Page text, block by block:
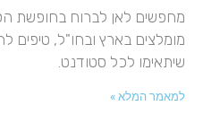
מחפשים לאן לברוח בחופשת
מומלצים בארץ ובחו"ל, טיפים
שיתאימו לכל סטודנט.
למאמר המלא »